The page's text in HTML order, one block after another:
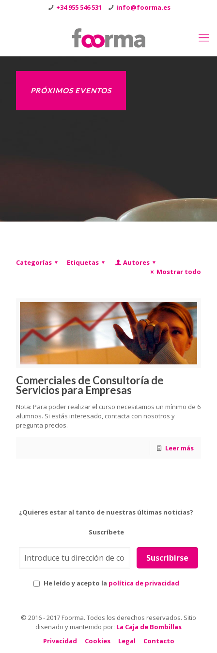
+34 955 546 531 info@foorma.es
PRÓXIMOS EVENTOS
Categorías Etiquetas
Autores
Mostrar todo
Comerciales de Consultoría de
Servicios para Empresas
Nota: Para poder realizar el curso necesitamos un mínimo de 6
alumnos. Si estás interesado, contacta con nosotros y
pregunta precios.
Leer más
¿Quieres estar al tanto de nuestras últimas noticias?
Suscríbete
He leído y acepto la política de privacidad
© 2016 - 2017 Foorma. Todos los derechos reservados. Sitio
diseñado y mantenido por: La Caja de Bombillas
Privacidad
Cookies Legal Contacto